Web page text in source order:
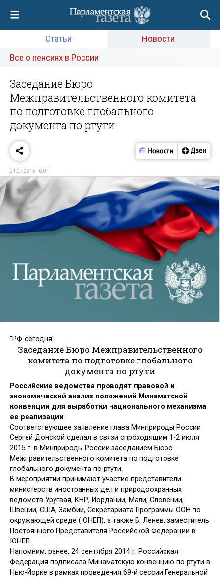
Статьи
Новости
Все о пенсиях в России
Заседание Бюро
Межправительственного комитета
по подготовке глобального
документа по ртути
01.07.2015 16:01
"РФ-сегодня"
Заседание Бюро Межправительственного
комитета по подготовке глобального
документа по ртути
Российские ведомства проводят правовой и
экономический анализ положений Минаматской
конвенции для выработки национального механизма
ее реализации
Соответствующее заявление глава Минприроды России
Сергей Донской сделал в связи спроходящим 1-2 июля
2015 г. в Минприроды России заседанием Бюро
Межправительственного комитета по подготовке
глобального документа по ртути.
В мероприятии принимают участие представители
министерств иностранных дел и природоохранных
ведомств Уругвая, КНР, Иордании, Мали, Словении,
Швеции, США, Замбии, Секретариата Программы ООН по
окружающей среде (ЮНЕП), а также В. Ленев, заместитель
Постоянного Представителя Российской Федерации в
ЮНЕП.
Напомним, ранее, 24 сентября 2014 г. Российская
Федерация подписала Минаматскую конвенцию по ртути в
Нью-Йорке в рамках проведения 69-й сессии Генеральной